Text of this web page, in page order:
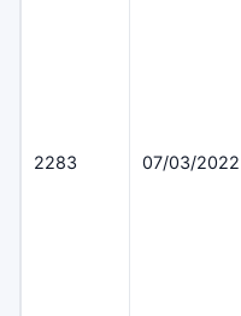
2283 07/03/2022